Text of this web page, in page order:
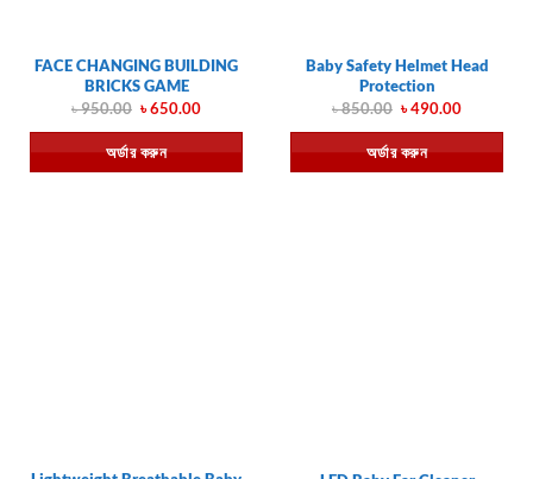
FACE CHANGING BUILDING
BRICKS GAME
৳950.00 Original
was:
৳ 950.00.
৳650.00Current
is:
৳ 650.00.
অর্ডার করুন
Baby Safety Helmet Head
Protection
৳850.00 Original
was:
৳ 850.00.
৳490.00Current
is:
৳ 490.00.
অর্ডার করুন